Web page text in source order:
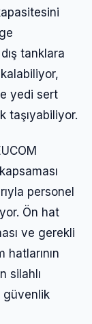
tanklara
yedi sert
taşıyabiliyor.
personel
Ön hat
ve gerekli
hatlarının
silahlı
güvenlik